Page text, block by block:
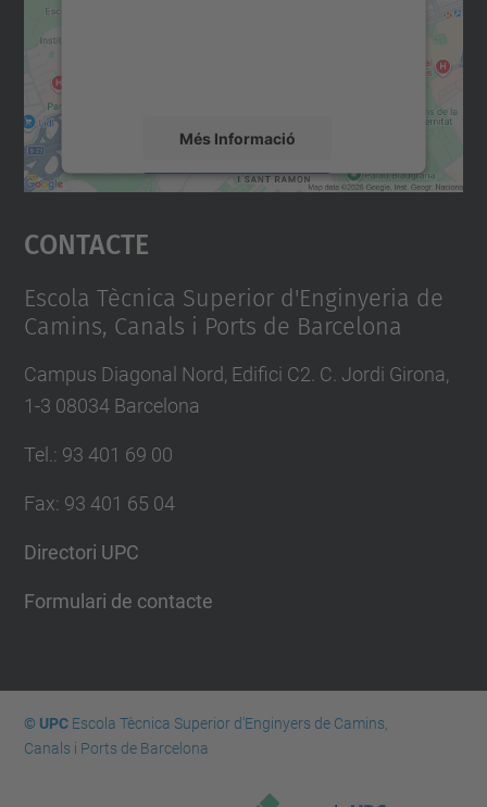
Més Informació
Accepta
powered by
Contacte
Escola Tècnica Superior d'Enginyeria de
Camins, Canals i Ports de Barcelona
Campus Diagonal Nord, Edifici C2. C. Jordi Girona,
1-3 08034 Barcelona
Tel.: 93 401 69 00
Fax: 93 401 65 04
Directori UPC
Formulari de contacte
© UPCEscola Tècnica Superior d'Enginyers de Camins,
Canals i Ports de Barcelona